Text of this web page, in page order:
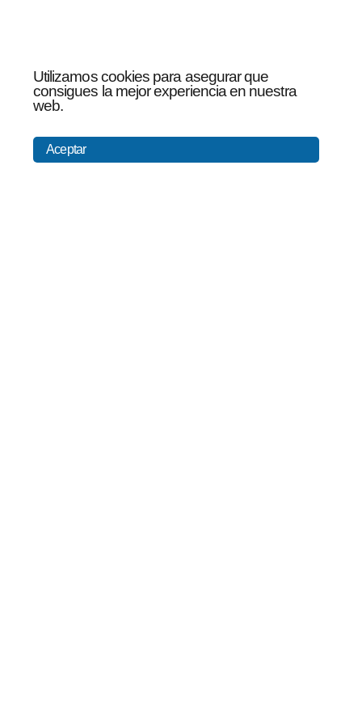
Utilizamos cookies para asegurar que
consigues la mejor experiencia en nuestra
web.
Aceptar